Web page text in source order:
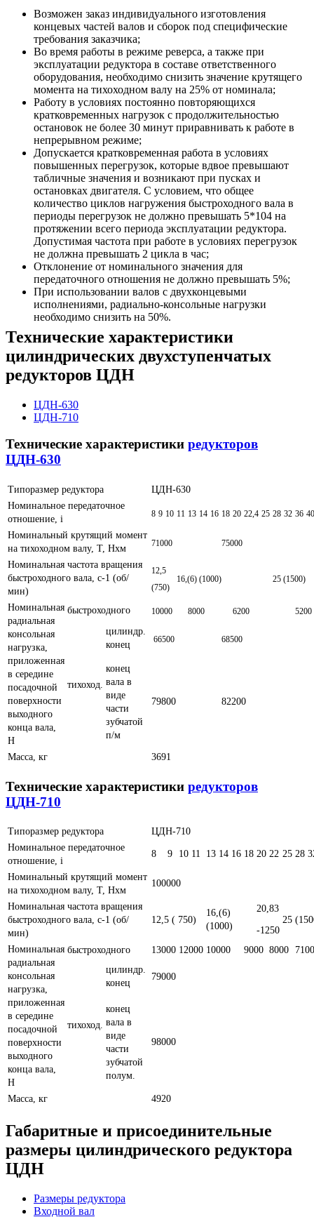
Возможен заказ индивидуального изготовления
концевых частей валов и сборок под специфические
требования заказчика;
Во время работы в режиме реверса, а также при
эксплуатации редуктора в составе ответственного
оборудования, необходимо снизить значение крутящего
момента на тихоходном валу на 25% от номинала;
Работу в условиях постоянно повторяющихся
кратковременных нагрузок с продолжительностью
остановок не более 30 минут приравнивать к работе в
непрерывном режиме;
Допускается кратковременная работа в условиях
повышенных перегрузок, которые вдвое превышают
табличные значения и возникают при пусках и
остановках двигателя. С условием, что общее
количество циклов нагружения быстроходного вала в
периоды перегрузок не должно превышать 5*104 на
протяжении всего периода эксплуатации редуктора.
Допустимая частота при работе в условиях перегрузок
не должна превышать 2 цикла в час;
Отклонение от номинального значения для
передаточного отношения не должно превышать 5%;
При использовании валов с двухконцевыми
исполнениями, радиально-консольные нагрузки
необходимо снизить на 50%.
Технические характеристики
цилиндрических двухступенчатых
редукторов ЦДН
ЦДН-630
ЦДН-710
Технические характеристики редукторов
ЦДН-630
Типоразмер редуктора
ЦДН-630
Номинальное передаточное
отношение, i
8 9 10 11 13 14 16 18 20 22,4 25 28 32 36 40
Номинальный крутящий момент
на тихоходном валу, Т, Нxм
71000 75000
Номинальная частота вращения
быстроходного вала, с-1 (об/
мин)
12,5
(750)
16,(6) (1000) 25 (1500)
Номинальная
радиальная
консольная
нагрузка,
приложенная
в середине
посадочной
поверхности
выходного
конца вала,
Н
быстроходного 10000 8000 6200 5200
тихоход.
цилиндр.
конец
66500 68500
конец
вала в
виде
части
зубчатой
п/м
79800 82200
Масса, кг 3691
Технические характеристики редукторов
ЦДН-710
Типоразмер редуктора
ЦДН-710
Номинальное передаточное
отношение, i
8 9 10 11 13 14 16 18 20 22 25 28
Номинальный крутящий момент
на тихоходном валу, Т, Нxм
100000
Номинальная частота вращения
быстроходного вала, с-1 (об/
мин)
12,5 ( 750)
16,(6)
(1000)
20,83
25
-1250
Номинальная
радиальная
консольная
нагрузка,
приложенная
в середине
посадочной
поверхности
выходного
конца вала,
Н
быстроходного 13000 12000 10000 9000 8000 7100
тихоход.
цилиндр.
конец
79000
конец
вала в
виде
части
зубчатой
полум.
98000
Масса, кг 4920
Габаритные и присоединительные
размеры цилиндрического редуктора
ЦДН
Размеры редуктора
Входной вал